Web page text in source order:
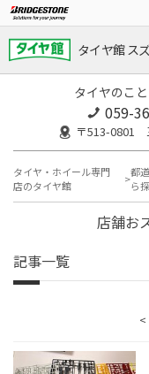
タイヤ館 ス
タイヤのこ
059-
〒513-0801
タイヤ・ホイール専門
店のタイヤ館
都
ら
店舗お
記事一覧
<